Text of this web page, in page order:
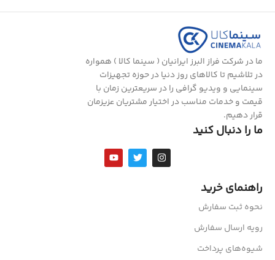
ما در شرکت فراز البرز ایرانیان ( سینما کالا ) همواره
در تلاشیم تا کالاهای روز دنیا در حوزه تجهیزات
سینمایی و ویدیو گرافی را در سریعترین زمان با
قیمت و خدمات مناسب در اختیار مشتریان عزیزمان
قرار دهیم.
ما را دنبال کنید
راهنمای خرید
نحوه ثبت سفارش
رویه ارسال سفارش
شیوه‌های پرداخت